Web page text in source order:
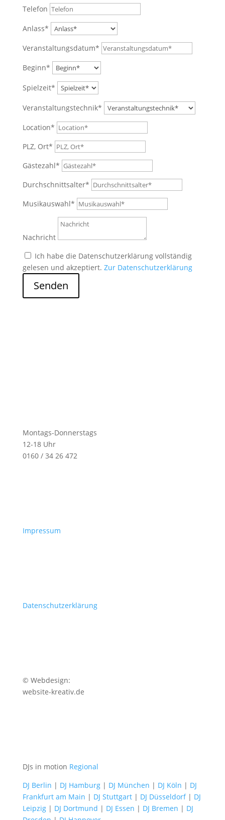
Telefon
Anlass*
Veranstaltungsdatum*
Beginn*
Spielzeit*
Veranstaltungstechnik*
Location*
PLZ, Ort*
Gästezahl*
Durchschnittsalter*
Musikauswahl*
Nachricht
Ich habe die Datenschutzerklärung vollständig
gelesen und akzeptiert. Zur Datenschutzerklärung
Senden
Montags-Donnerstags
12-18 Uhr
0160 / 34 26 472
Impressum
Datenschutzerklärung
© Webdesign:
website-kreativ.de
DJs in motion Regional
DJ Berlin | DJ Hamburg| DJ München | DJ Köln | DJ
Frankfurt am Main | DJ Stuttgart| DJ Düsseldorf| DJ
Leipzig| DJ Dortmund | DJ Essen | DJ Bremen | DJ